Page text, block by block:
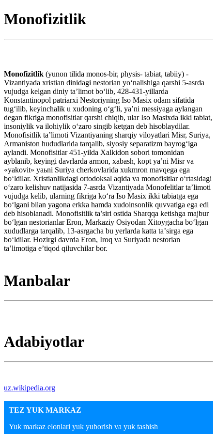
Monofizitlik
Monofizitlik (yunon tilida monos-bir, physis- tabiat, tabiiy) -
Vizantiyada xristian dinidagi nestorian yo‘nalishiga qarshi 5-asrda
vujudga kelgan diniy ta’limot bo‘lib, 428-431-yillarda
Konstantinopol patriarxi Nestoriyning Iso Masix odam sifatida
tug‘ilib, keyinchalik u xudoning o‘g‘li, ya’ni messiyaga aylangan
degan fikriga monofisitlar qarshi chiqib, ular Iso Masixda ikki tabiat,
insoniylik va ilohiylik o‘zaro singib ketgan deb hisoblaydilar.
Monofisitlik ta’limoti Vizantiyaning sharqiy viloyatlari Misr, Suriya,
Armaniston hududlarida tarqalib, siyosiy separatizm bayrog‘iga
aylandi. Monofisitlar 451-yilda Xalkidon sobori tomonidan
ayblanib, keyingi davrlarda armon, xabash, kopt ya’ni Misr va
«yakovit» yaьni Suriya cherkovlarida xukmron mavqega ega
bo‘ldilar. Xristianlikdagi ortodoksal aqida va monofisitlar o‘rtasidagi
o‘zaro kelishuv natijasida 7-asrda Vizantiyada Monofelitlar taʼlimoti
vujudga kelib, ularning fikriga ko‘ra Iso Masix ikki tabiatga ega
bo‘lgani bilan yagona erkka hamda xudoinsonlik quvvatiga ega edi
deb hisoblanadi. Monofisitlik ta’siri ostida Sharqqa ketishga majbur
bo‘lgan nestorianlar Eron, Markaziy Osiyodan Xitoygacha bo‘lgan
xududlarga tarqalib, 13-asrgacha bu yerlarda katta taʼsirga ega
bo‘ldilar. Hozirgi davrda Eron, Iroq va Suriyada nestorian
ta’limotiga e’tiqod qiluvchilar bor.
Manbalar
Adabiyotlar
uz.wikipedia.org
TEZ YUK MARKAZ
Yuk markaz elonlari yuk yuborish va yuk tashish